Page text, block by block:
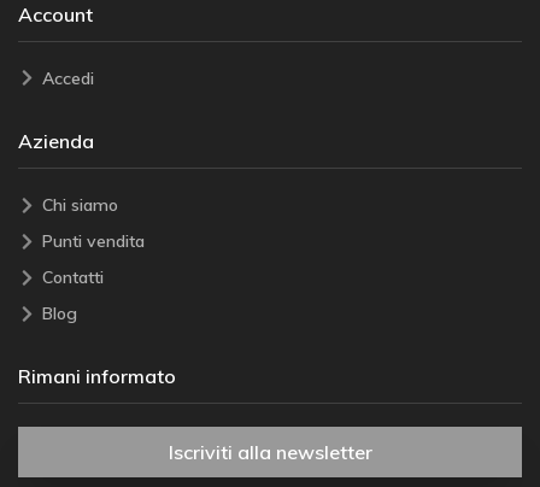
Account
Accedi
Azienda
Chi siamo
Punti vendita
Contatti
Blog
Rimani informato
Iscriviti alla newsletter